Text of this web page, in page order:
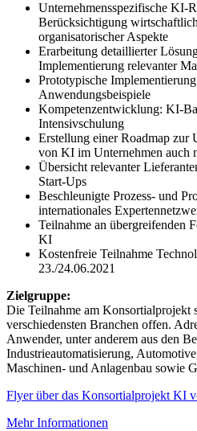
Unternehmensspezifische KI-
Berücksichtigung
organisatorischer Aspekte
Erarbeitung detaillierter
Implementierung relevanter
Prototypische
Anwendungsbeispiele
Kompetenzentwicklung: KI-
Intensivschulung
Erstellung einer Roadmap zur
von KI im Unternehmen auch
Übersicht relevanter
Start-Ups
Beschleunigte Prozess- und
internationales
Teilnahme an übergreifenden
KI
Kostenfreie Teilnahme
23./24.06.2021
Zielgruppe:
Die Teilnahme am Konsortialprojekt
verschiedensten Branchen offen.
Anwender, unter anderem aus den
Industrieautomatisierung,
Maschinen- und Anlagenbau sowie
Flyer über das Konsortialprojekt KI
Mehr Informationen